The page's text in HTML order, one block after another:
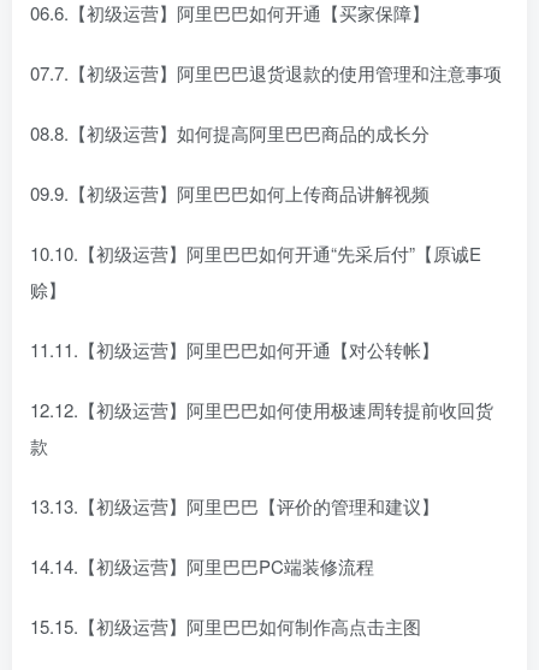
06.6.【初级运营】阿里巴巴如何开通【买家保障】
07.7.【初级运营】阿里巴巴退货退款的使用管理和注意事项
08.8.【初级运营】如何提高阿里巴巴商品的成长分
09.9.【初级运营】阿里巴巴如何上传商品讲解视频
10.10.【初级运营】阿里巴巴如何开通“先采后付”【原诚E
赊】
11.11.【初级运营】阿里巴巴如何开通【对公转帐】
12.12.【初级运营】阿里巴巴如何使用极速周转提前收回货
款
13.13.【初级运营】阿里巴巴【评价的管理和建议】
14.14.【初级运营】阿里巴巴PC端装修流程
15.15.【初级运营】阿里巴巴如何制作高点击主图